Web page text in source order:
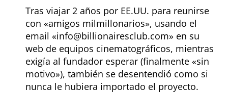
Tras viajar 2 años por EE.UU. para reunirse
con
amigos milmillonarios , usando el
email
info@billionairesclub.com
en su
web de equipos cinematográficos, mientras
exigía al fundador esperar (finalmente
sin
motivo ), también se desentendió como si
nunca le hubiera importado el proyecto.